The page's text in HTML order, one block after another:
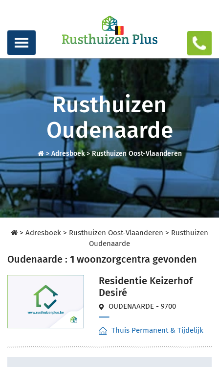
Rusthuizen
Oudenaarde
> Adresboek>Rusthuizen Oost-Vlaanderen
> Adresboek > Rusthuizen Oost-Vlaanderen > Rusthuizen
Oudenaarde
Oudenaarde : 1 woonzorgcentra gevonden
Residentie Keizerhof
Desiré
OUDENAARDE - 9700
Thuis Permanent & Tijdelijk